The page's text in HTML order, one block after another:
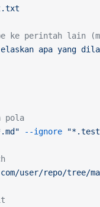
ke perintah lain
apa yang
pola
--ignore
user/repo/tree/